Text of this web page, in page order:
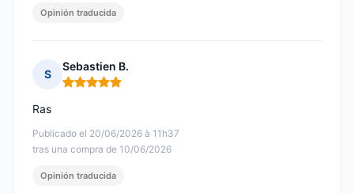
Opinión traducida
S
Sebastien B.
Nota: 5 de 5
Publicado el 20/06/2026 à 11h37
tras una compra de 10/06/2026
Ras
Opinión traducida